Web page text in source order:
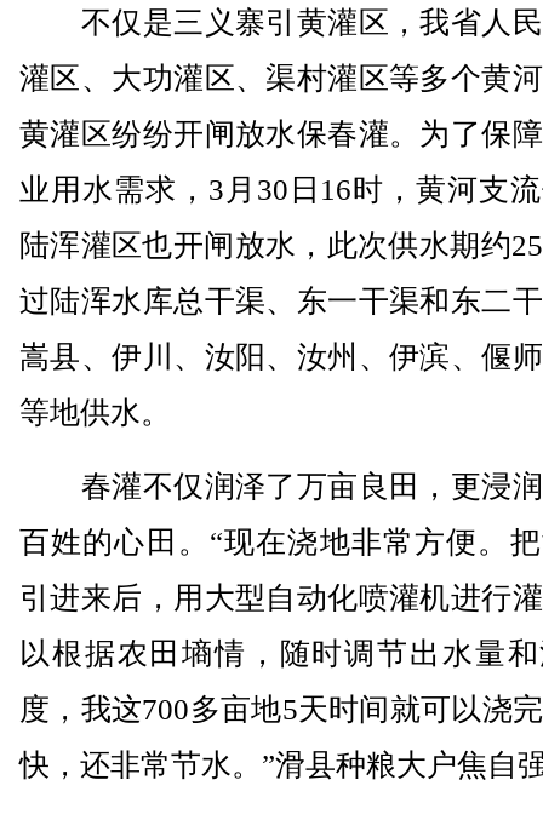
不仅是三义寨引黄灌区，我省人
灌区、大功灌区、渠村灌区等多个黄
黄灌区纷纷开闸放水保春灌。为了保
业用水需求，3月30日16时，黄河支
陆浑灌区也开闸放水，此次供水期约
过陆浑水库总干渠、东一干渠和东二
嵩县、伊川、汝阳、汝州、伊滨、偃
等地供水。
春灌不仅润泽了万亩良田，更浸
百姓的心田。“现在浇地非常方便。
引进来后，用大型自动化喷灌机进行
以根据农田墒情，随时调节出水量
度，我这700多亩地5天时间就可以浇
快，还非常节水。”滑县种粮大户焦自